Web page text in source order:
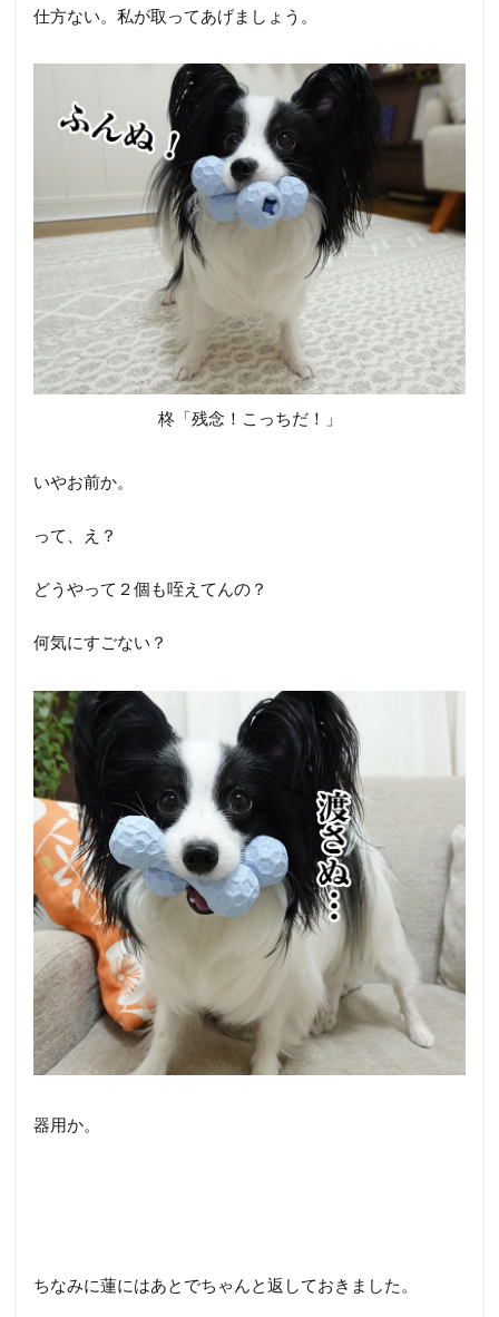
仕方ない。私が取ってあげましょう。
柊「残念！こっちだ！」
いやお前か。
って、え？
どうやって２個も咥えてんの？
何気にすごない？
器用か。
ちなみに蓮にはあとでちゃんと返しておきました。